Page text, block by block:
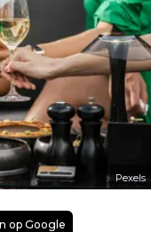
Pexels
op Google